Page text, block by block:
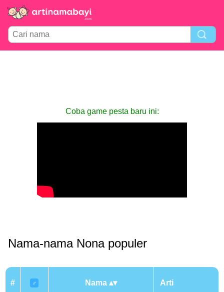
Coba game pesta baru ini:
Nama-nama Nona populer
# ♂ Nama Arti